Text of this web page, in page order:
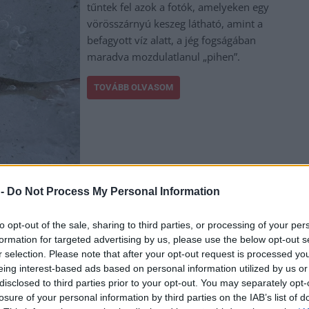
Do Not Process My Personal Information
opt-out of the sale, sharing to third parties, or processing of your
for targeted advertising by us, please use the below opt-out
selection. Please note that after your opt-out request is processed
interest-based ads based on personal information utilized by us
to third parties prior to your opt-out. You may separately
of your personal information by third parties on the IAB’s list of
tűntek fel azok a fotók, amelyeken egy
vörösszárnyú keszeg látható, amint a
befagyott víz alatt, a jég fogságában
maradva mozdulatlanul „pihen”.
TOVÁBB OLVASOM
biztonságos
Jégmérést végeztek a Tisza tónál a Jász-
Nagykun-Szolnok megyei rendőrség
munkatársai. Az eredmények alapján